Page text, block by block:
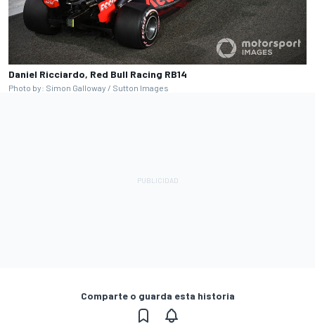
Daniel Ricciardo, Red Bull Racing RB14
Photo by: Simon Galloway / Sutton Images
Comparte o guarda esta historia